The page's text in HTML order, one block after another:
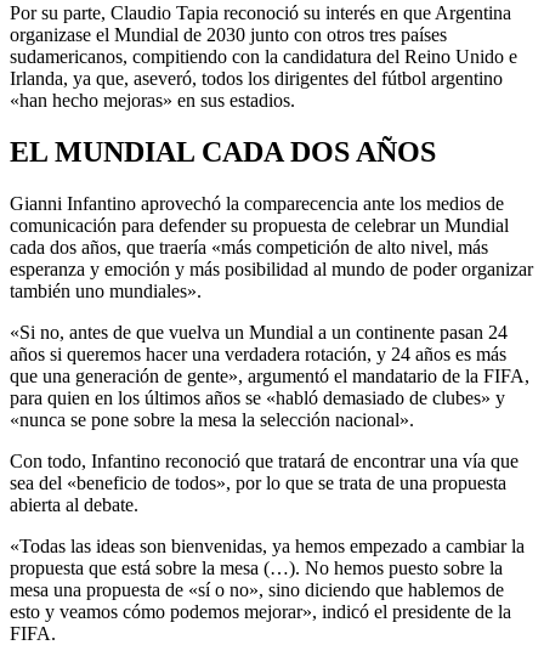
Por su parte, Claudio Tapia reconoció su interés en que Argentina
organizase el Mundial de 2030 junto con otros tres países
sudamericanos, compitiendo con la candidatura del Reino Unido e
Irlanda, ya que, aseveró, todos los dirigentes del fútbol argentino
«han hecho mejoras» en sus estadios.
EL MUNDIAL CADA DOS AÑOS
Gianni Infantino aprovechó la comparecencia ante los medios de
comunicación para defender su propuesta de celebrar un Mundial
cada dos años, que traería «más competición de alto nivel, más
esperanza y emoción y más posibilidad al mundo de poder organizar
también uno mundiales».
«Si no, antes de que vuelva un Mundial a un continente pasan 24
años si queremos hacer una verdadera rotación, y 24 años es más
que una generación de gente», argumentó el mandatario de la FIFA,
para quien en los últimos años se «habló demasiado de clubes» y
«nunca se pone sobre la mesa la selección nacional».
Con todo, Infantino reconoció que tratará de encontrar una vía que
sea del «beneficio de todos», por lo que se trata de una propuesta
abierta al debate.
«Todas las ideas son bienvenidas, ya hemos empezado a cambiar la
propuesta que está sobre la mesa (…). No hemos puesto sobre la
mesa una propuesta de «sí o no», sino diciendo que hablemos de
esto y veamos cómo podemos mejorar», indicó el presidente de la
FIFA.